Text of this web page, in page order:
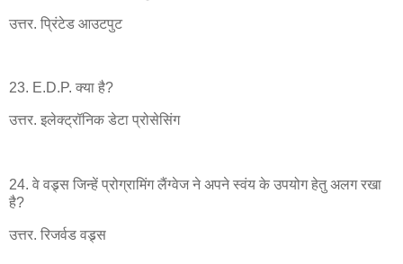
उत्तर. प्रिंटेड आउटपुट
23. E.D.P. क्या है?
उत्तर. इलेक्ट्रॉनिक डेटा प्रोसेसिंग
24. वे वड्र्स जिन्हें प्रोग्रामिंग लैंग्वेज ने अपने स्वंय के उपयोग हेतु अलग रखा
है?
उत्तर. रिजर्वड वड्र्स